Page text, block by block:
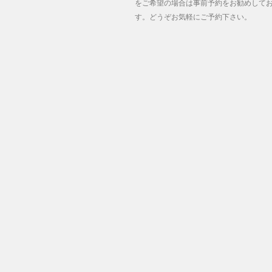
をご希望の場合は事前予約をお勧めして
す。どうぞお気軽にご予約下さい。